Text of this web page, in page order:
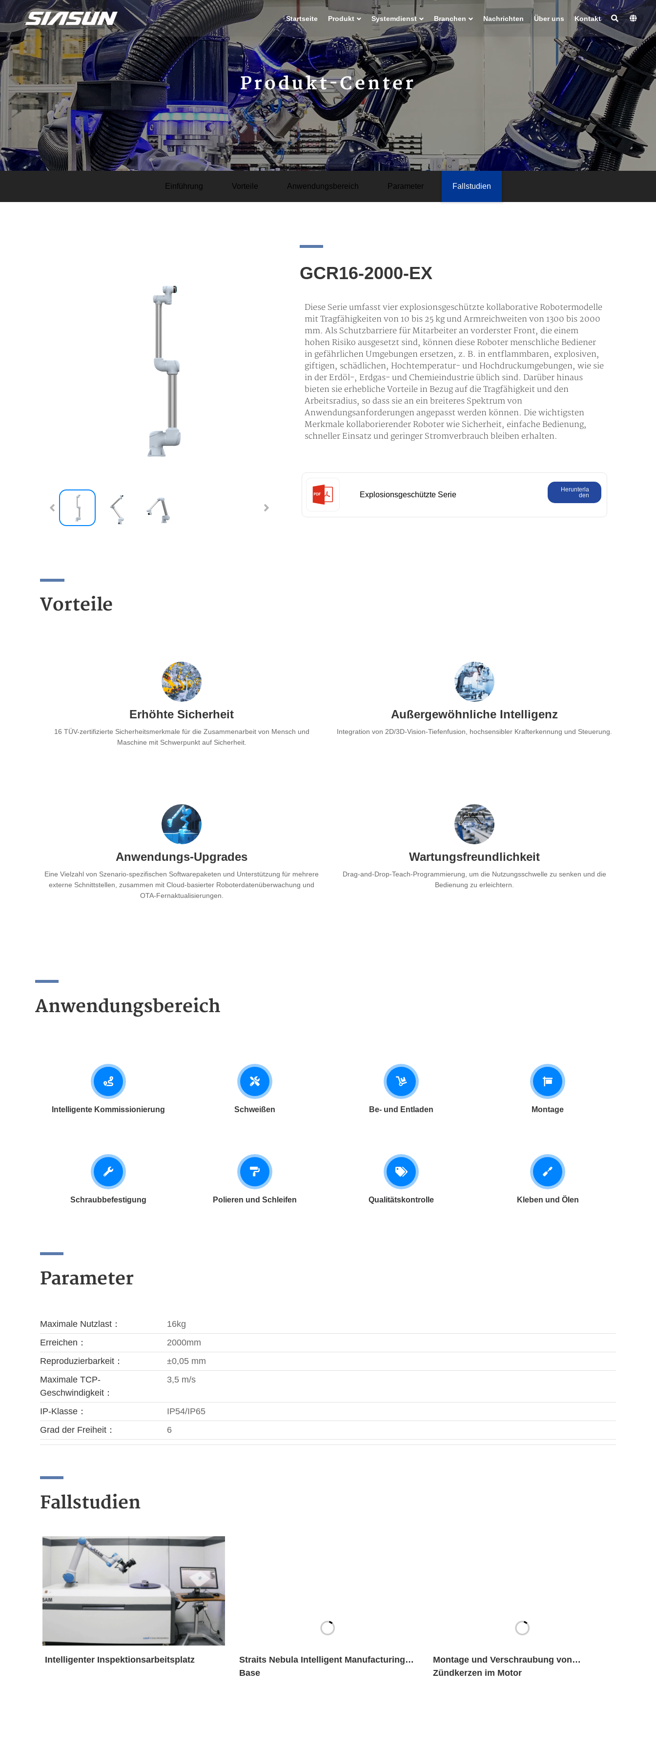
Startseite Produkt Systemdienst Branchen Nachrichten Über uns Kontakt
Produkt-Center
Einführung Vorteile Anwendungsbereich Parameter Fallstudien
GCR16-2000-EX
Diese Serie umfasst vier explosionsgeschützte kollaborative Robotermodelle
mit Tragfähigkeiten von 10 bis 25 kg und Armreichweiten von 1300 bis 2000
mm. Als Schutzbarriere für Mitarbeiter an vorderster Front, die einem
hohen Risiko ausgesetzt sind, können diese Roboter menschliche Bediener
in gefährlichen Umgebungen ersetzen, z. B. in entflammbaren, explosiven,
giftigen, schädlichen, Hochtemperatur- und Hochdruckumgebungen, wie sie
in der Erdöl-, Erdgas- und Chemieindustrie üblich sind. Darüber hinaus
bieten sie erhebliche Vorteile in Bezug auf die Tragfähigkeit und den
Arbeitsradius, so dass sie an ein breiteres Spektrum von
Anwendungsanforderungen angepasst werden können. Die wichtigsten
Merkmale kollaborierender Roboter wie Sicherheit, einfache Bedienung,
schneller Einsatz und geringer Stromverbrauch bleiben erhalten.
Explosionsgeschützte Serie
Herunterla
den
Vorteile
Erhöhte Sicherheit
16 TÜV-zertifizierte Sicherheitsmerkmale für die Zusammenarbeit von Mensch und
Maschine mit Schwerpunkt auf Sicherheit.
Außergewöhnliche Intelligenz
Integration von 2D/3D-Vision-Tiefenfusion, hochsensibler Krafterkennung und Steuerung.
Anwendungs-Upgrades
Eine Vielzahl von Szenario-spezifischen Softwarepaketen und Unterstützung für mehrere
externe Schnittstellen, zusammen mit Cloud-basierter Roboterdatenüberwachung und
OTA-Fernaktualisierungen.
Wartungsfreundlichkeit
Drag-and-Drop-Teach-Programmierung, um die Nutzungsschwelle zu senken und die
Bedienung zu erleichtern.
Anwendungsbereich
Intelligente Kommissionierung Schweißen Be- und Entladen Montage
Schraubbefestigung Polieren und Schleifen Qualitätskontrolle Kleben und Ölen
Parameter
Maximale Nutzlast：
16kg
Erreichen：
2000mm
Reproduzierbarkeit：
±0,05 mm
Maximale TCP-
Geschwindigkeit：
3,5 m/s
IP-Klasse：
IP54/IP65
Grad der Freiheit：
6
Fallstudien
Intelligenter Inspektionsarbeitsplatz
Straits Nebula Intelligent Manufacturing
Base
Montage und Verschraubung von
Zündkerzen im Motor